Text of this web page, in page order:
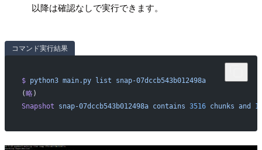
以降は確認なしで実行できます。
コマンド実行結果
$ python3 main.py list snap-07dccb543b012498a
(略)
Snapshot snap-07dccb543b012498a contains 3516 chunks and